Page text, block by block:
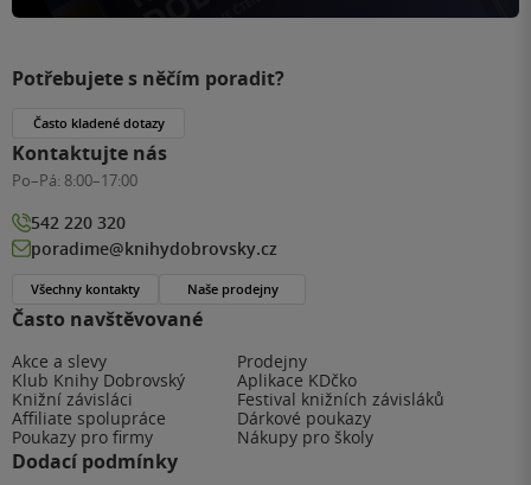
Často navštěvované
Akce a slevy
Prodejny
Klub Knihy Dobrovský
Aplikace KDčko
Knižní závisláci
Festival knižních závisláků
Affiliate spolupráce
Dárkové poukazy
Poukazy pro firmy
Nákupy pro školy
Dodací podmínky
Potřebujete s něčím poradit?
Často kladené dotazy
Kontaktujte nás
Po–Pá: 8:00–17:00
542 220 320
poradime@knihydobrovsky.cz
Všechny kontakty Naše prodejny